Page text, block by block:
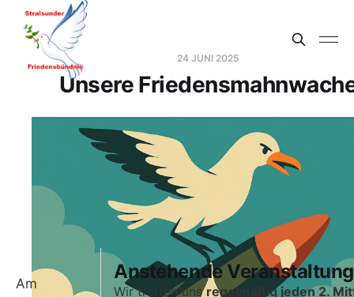
24 JUNI 2025
Unsere
Am
Anstehende
Wir treffen unsregelmäßig jeden 2.